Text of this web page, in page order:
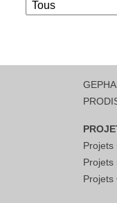
Projets
Projets
Projets